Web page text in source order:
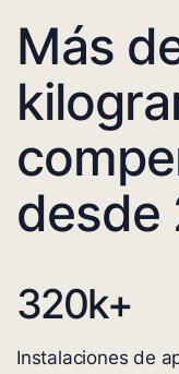
Más
desde
320k+
Instalaciones de